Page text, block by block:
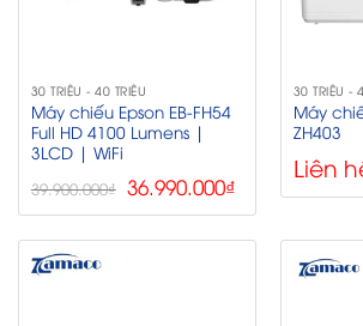
30 TRIỆU - 40 TRIỆU
Máy chiếu Epson EB-FH54
Full HD 4100 Lumens |
3LCD | WiFi
39.900.000₫ Giá
gốc
39.900.000₫.
36.990.000₫Giá
là:
36.990.000₫.
30 TRIỆU -
Máy
ZH403
Liên